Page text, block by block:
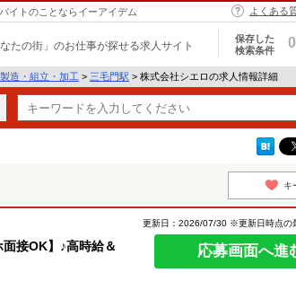
イトのことならイーアイデム よくある
なたの街」のお仕事が探せる求人サイト
保存した
検索条件
0
造・組立・加工 > 三毛門駅 > 株式会社シエロの求人情報詳細
キ
接OK】♪高時給＆
更新日：2026/07/30 ※更新日時点の
応募画面へ進